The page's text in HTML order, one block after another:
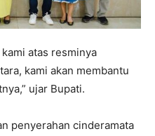
atas resminya
kami akan membantu
ujar Bupati.
penyerahan cinderamata